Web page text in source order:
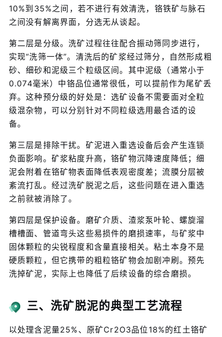
10%到35%之间，若不进行有效清洗，铬铁矿与脉石
之间没有解离界面，分选无从谈起。
第二层是分级。洗矿过程往往配合振动筛同步进行，
实现“洗筛一体”。清洗后的矿浆经过筛分，自然形成粗
砂、细砂和泥级三个粒级区间。其中泥级（通常小于
0.074毫米）中铬品位通常很低，可以提前作为尾矿丢
弃。这种预分级的好处是：选矿设备不需要面对全粒
级混杂物，可以分别针对不同粒级选用最合适的设
备。
第三层是排除干扰。矿泥进入重选设备后会产生连锁
负面影响。矿浆粘度升高，铬矿物沉降速度降低；细
泥会附着在铬矿物表面降低表观密度差；流膜分层被
紊流打乱。经过洗矿脱泥之后，这些问题在进入重选
之前就被消除了。
第四层是保护设备。磨矿介质、渣浆泵叶轮、螺旋溜
槽槽面、管道弯头这些易损件的磨损速率，与矿浆中
固体颗粒的尖锐程度和含量直接相关。粘土本身不是
硬质颗粒，但它携带的粗粒铬矿物会加剧冲刷。预先
洗掉矿泥，实际上也降低了后续设备的综合磨损。
三、洗矿脱泥的典型工艺流程
以处理含泥量25%、原矿Cr2O3品位18%的红土铬矿